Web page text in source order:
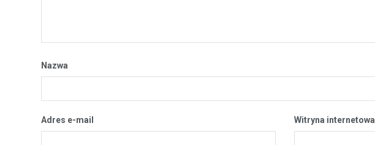
Nazwa
Adres e-mail Witryna internetowa